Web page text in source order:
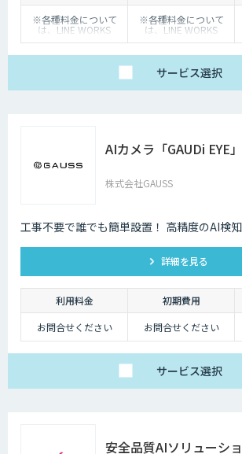
※各種料金について
は、LINE WORKS
Visionの販売店までお
※各種料金について
は、LINE WORKS
Visionの販売店までお
サービス選択
AIカメラ「GAUDi EYE」
株式会社GAUSS
工事不要で誰でも簡単設置！ 高精度のAI検知
詳細を見る
利用料金 初期費用
お問合せください
お問合せください
サービス選択
安全品質AIソリューシ